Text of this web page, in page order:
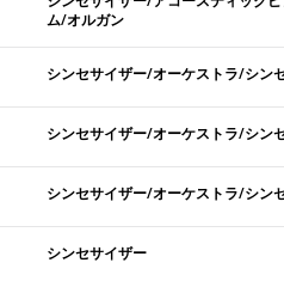
ム/オルガン
シンセサイザー/オーケストラ/シン
シンセサイザー/オーケストラ/シン
シンセサイザー/オーケストラ/シン
シンセサイザー